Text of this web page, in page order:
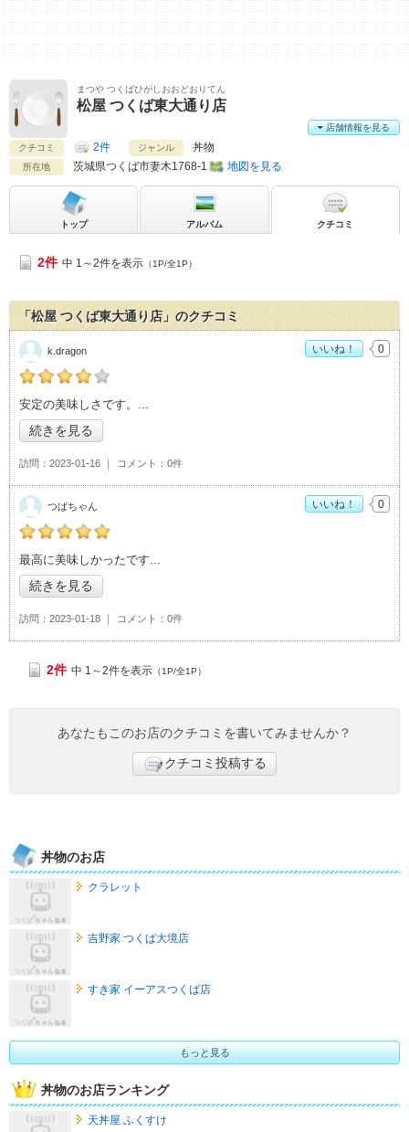
まつや つくばひがしおおどおりてん
松屋 つくば東大通り店
クチコミ 2件 ジャンル 丼物
所在地 茨城県つくば市妻木1768-1 地図を見る
店舗情報を見る
トップ アルバム クチコミ
2件 中 1～2件を表示 （1P/全1P）
「松屋 つくば東大通り店」のクチコミ
k.dragonの「松屋 つくば東大通り店>」おすすめ度：
安定の美味しさです。
続きを見る
訪問 2023-01-16 コメント 0件
k.dragon いいね！ 0
つばちゃんの「松屋 つくば東大通り店>」おすすめ度：
最高に美味しかったです
続きを見る
訪問 2023-01-18 コメント 0件
つばちゃん いいね！ 0
2件 中 1～2件を表示 （1P/全1P）
あなたもこのお店のクチコミを書いてみませんか？
クチコミ投稿する
丼物のお店
クラレット
吉野家 つくば大境店
すき家 イーアスつくば店
もっと見る
丼物のお店ランキング
天丼屋 ふくすけ